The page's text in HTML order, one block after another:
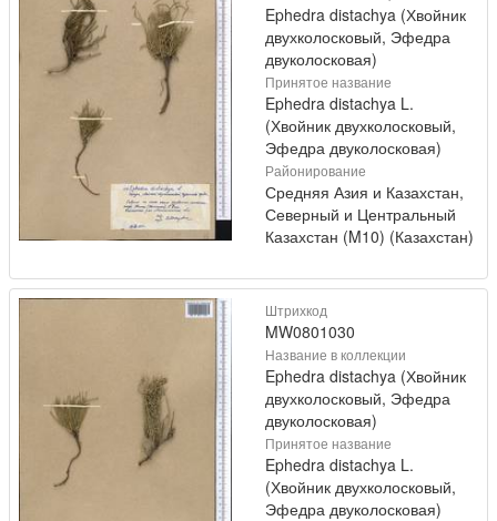
Ephedra distachya (Хвойник
двухколосковый, Эфедра
двуколосковая)
Принятое название
Ephedra distachya L.
(Хвойник двухколосковый,
Эфедра двуколосковая)
Районирование
Средняя Азия и Казахстан,
Северный и Центральный
Казахстан (M10) (Казахстан)
Штрихкод
MW0801030
Название в коллекции
Ephedra distachya (Хвойник
двухколосковый, Эфедра
двуколосковая)
Принятое название
Ephedra distachya L.
(Хвойник двухколосковый,
Эфедра двуколосковая)